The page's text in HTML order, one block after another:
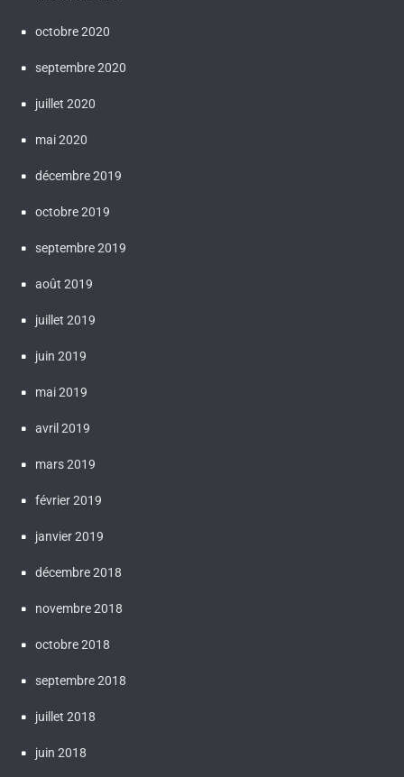
octobre 2020
septembre 2020
juillet 2020
mai 2020
décembre 2019
octobre 2019
septembre 2019
août 2019
juillet 2019
juin 2019
mai 2019
avril 2019
mars 2019
février 2019
janvier 2019
décembre 2018
novembre 2018
octobre 2018
septembre 2018
juillet 2018
juin 2018